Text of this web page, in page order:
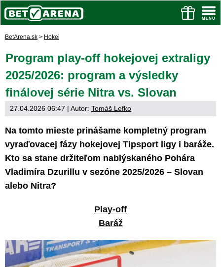
BetArena.sk > Hokej
Program play-off hokejovej extraligy
2025/2026: program a výsledky
finálovej série Nitra vs. Slovan
27.04.2026 06:47 | Autor: Tomáš Lefko
Na tomto mieste prinášame kompletný program
vyraďovacej fázy hokejovej Tipsport ligy i baráže.
Kto sa stane držiteľom nablýskaného Pohára
Vladimíra Dzurillu v sezóne 2025/2026 – Slovan
alebo Nitra?
Play-off
Baráž